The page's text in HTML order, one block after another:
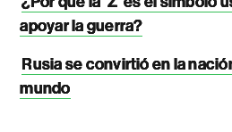
apoyar la guerra?
Rusia se convirtió en la
mundo